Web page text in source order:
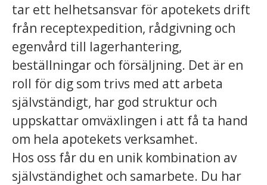
tar ett helhetsansvar för apotekets drift
från receptexpedition, rådgivning och
egenvård till lagerhantering,
beställningar och försäljning. Det är en
roll för dig som trivs med att arbeta
självständigt, har god struktur och
uppskattar omväxlingen i att få ta hand
om hela apotekets verksamhet.
Hos oss får du en unik kombination av
självständighet och samarbete. Du har